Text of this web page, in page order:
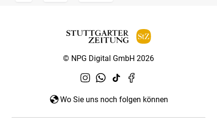
© NPG Digital GmbH 2026
Wo Sie uns noch folgen können